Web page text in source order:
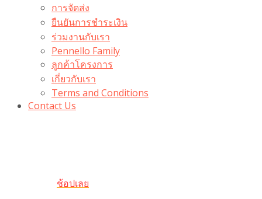
การจัดส่ง
ยืนยันการชำระเงิน
ร่วมงานกับเรา
Pennello Family
ลูกค้าโครงการ
เกี่ยวกับเรา
Terms and Conditions
Contact Us
ช้อปเลย